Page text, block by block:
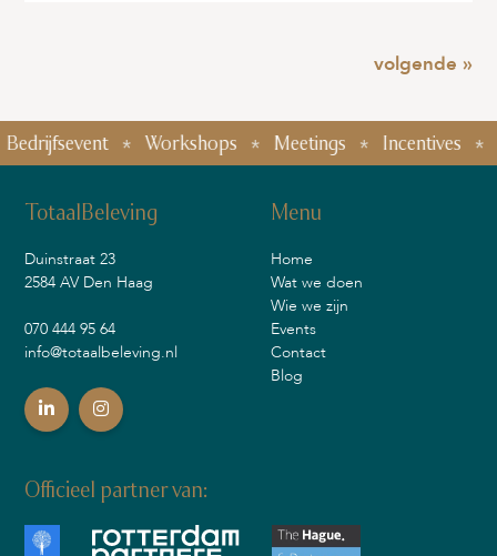
volgende »
Workshops Meetings Incentives
TotaalBeleving
Duinstraat 23
2584 AV Den Haag
070 444 95 64
info@totaalbeleving.nl
Menu
Home
Wat we doen
Wie we zijn
Events
Contact
Blog
Officieel partner van: